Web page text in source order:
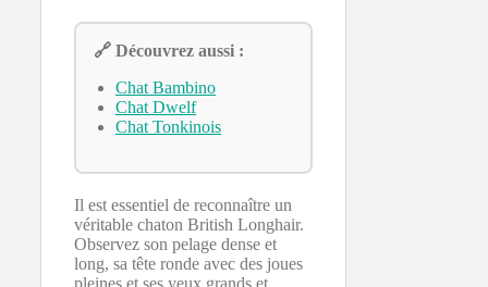
🔗 Découvrez aussi :
Chat Bambino
Chat Dwelf
Chat Tonkinois
Il est essentiel de reconnaître un
véritable chaton British Longhair.
Observez son pelage dense et
long, sa tête ronde avec des joues
pleines et ses yeux grands et